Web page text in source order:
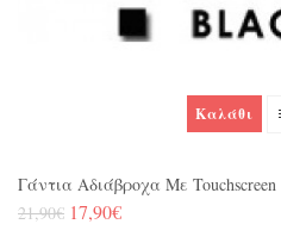
Καλάθι
Γάντια Αδιάβροχα Με Touchscreen
21,90€ 17,90€